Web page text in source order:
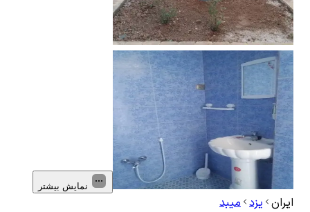
نمایش بیشتر
ایران یزد میبد